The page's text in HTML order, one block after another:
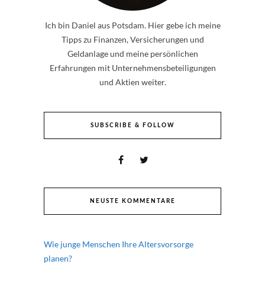
Ich bin Daniel aus Potsdam. Hier gebe ich meine
Tipps zu Finanzen, Versicherungen und
Geldanlage und meine persönlichen
Erfahrungen mit Unternehmensbeteiligungen
und Aktien weiter.
SUBSCRIBE & FOLLOW
NEUSTE KOMMENTARE
Wie junge Menschen Ihre Altersvorsorge
planen?